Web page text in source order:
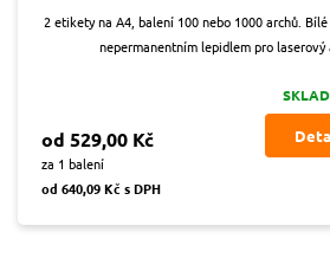
2 etikety na A4, balení 100 nebo 1000 archů.
nepermanentním lepidlem pro laserový
od 529,00 Kč
za 1 balení
od 640,09 Kč s DPH